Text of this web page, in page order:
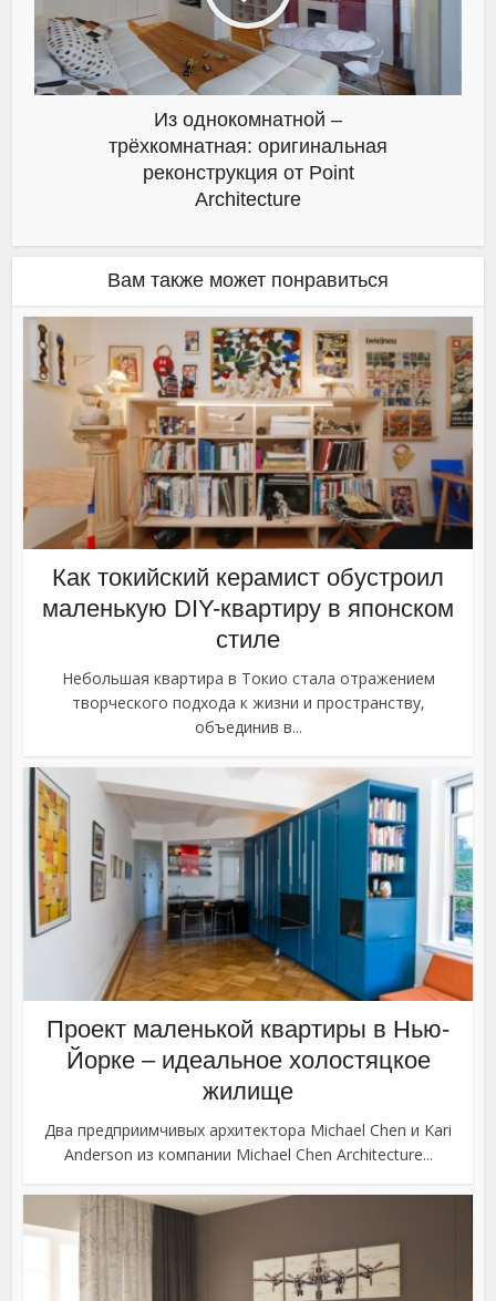
Из однокомнатной –
трёхкомнатная: оригинальная
реконструкция от Point
Architecture
Вам также может понравиться
Как токийский керамист обустроил
маленькую DIY-квартиру в японском
стиле
Небольшая квартира в Токио стала отражением
творческого подхода к жизни и пространству,
объединив в...
Проект маленькой квартиры в Нью-
Йорке – идеальное холостяцкое
жилище
Два предприимчивых архитектора Michael Chen и Kari
Anderson из компании Michael Chen Architecture...